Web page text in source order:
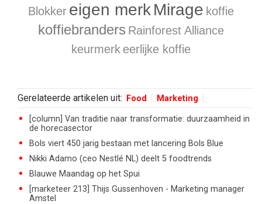
Blokker eigen merkMirage koffie
koffiebranders Rainforest Alliance
keurmerk eerlijke koffie
Gerelateerde artikelen uit: Food Marketing
[column] Van traditie naar transformatie: duurzaamheid in
de horecasector
Bols viert 450 jarig bestaan met lancering Bols Blue
Nikki Adamo (ceo Nestlé NL) deelt 5 foodtrends
Blauwe Maandag op het Spui
[marketeer 213] Thijs Gussenhoven - Marketing manager
Amstel